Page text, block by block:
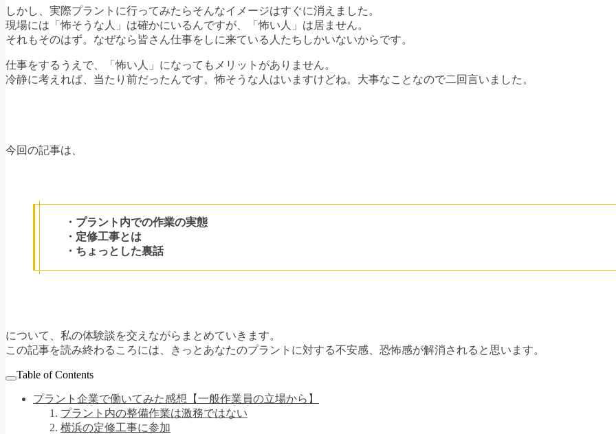
しかし、実際プラントに行ってみたらそんなイメージはすぐに消えました。
現場には「怖そうな人」は確かにいるんですが、「怖い人」は居ません。
それもそのはず。なぜなら皆さん仕事をしに来ている人たちしかいないからです。
仕事をするうえで、「怖い人」になってもメリットがありません。
冷静に考えれば、当たり前だったんです。怖そうな人はいますけどね。大事なことなので二回言いました。
今回の記事は、
・プラント内での作業の実態
・定修工事とは
・ちょっとした裏話
について、私の体験談を交えながらまとめていきます。
この記事を読み終わるころには、きっとあなたのプラントに対する不安感、恐怖感が解消されると思います。
Table of Contents
プラント企業で働いてみた感想【一般作業員の立場から】
プラント内の整備作業は激務ではない
横浜の定修工事に参加